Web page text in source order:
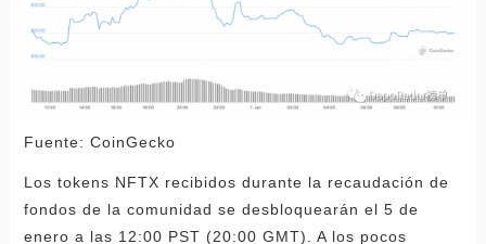
Fuente: CoinGecko
Los tokens NFTX recibidos durante la recaudación de
fondos de la comunidad se desbloquearán el 5 de
enero a las 12:00 PST (20:00 GMT). A los pocos